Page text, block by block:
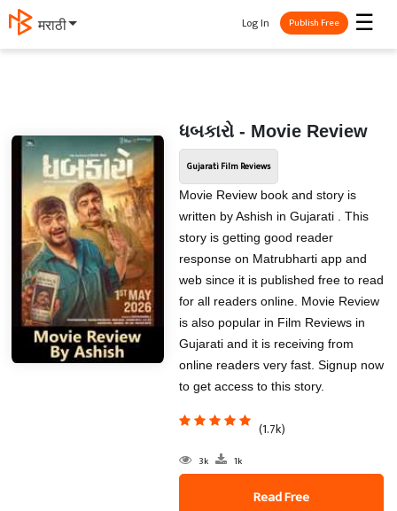
मराठी ☰
Log In Publish Free
ધબકારો - Movie Review
Gujarati Film Reviews
Movie Review book and story is
written by Ashish in Gujarati . This
story is getting good reader
response on Matrubharti app and
web since it is published free to read
for all readers online. Movie Review
is also popular in Film Reviews in
Gujarati and it is receiving from
online readers very fast. Signup now
to get access to this story.
(1.7k)
3k 1k
Read Free